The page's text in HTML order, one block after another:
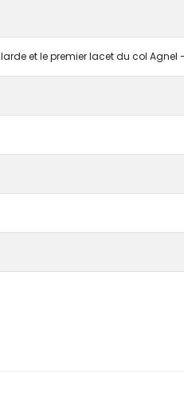
et le premier lacet du col